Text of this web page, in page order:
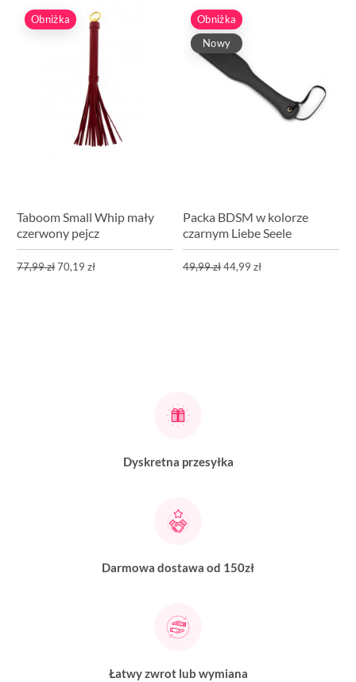
Obniżka
Taboom Small Whip mały
czerwony pejcz
77,99 zł70,19 zł
Obniżka
Nowy
Packa BDSM w kolorze
czarnym Liebe Seele
49,99 zł44,99 zł
Dyskretna przesyłka
Darmowa dostawa od 150zł
Łatwy zwrot lub wymiana